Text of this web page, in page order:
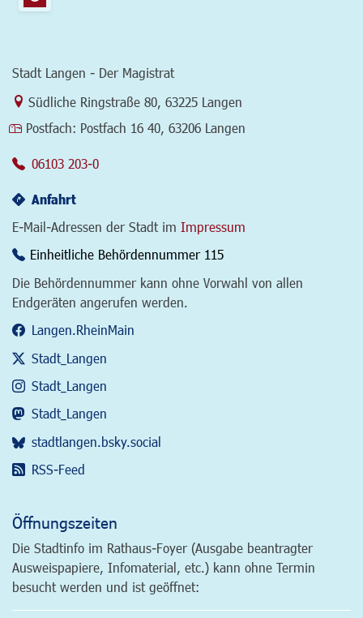
Stadt Langen - Der Magistrat
Link zur Google-Maps Navigation
Südliche Ringstraße 80 63225 Langen
Postfach: Postfach 16 40, 63206 Langen
06103 203-0
Anfahrt
E-Mail-Adressen der Stadt im Impressum
Einheitliche Behördennummer 115
Die Behördennummer kann ohne Vorwahl von allen
Endgeräten angerufen werden.
Langen.RheinMain
Stadt_Langen
Stadt_Langen
Stadt_Langen
stadtlangen.bsky.social
RSS-Feed
Öffnungszeiten
Die Stadtinfo im Rathaus-Foyer (Ausgabe beantragter
Ausweispapiere, Infomaterial, etc.) kann ohne Termin
besucht werden und ist geöffnet: